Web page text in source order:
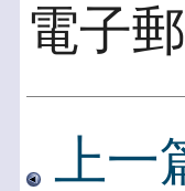
電子
上一